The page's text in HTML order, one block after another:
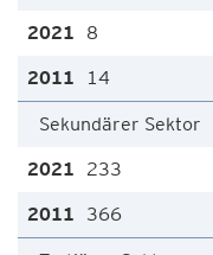
8
14
Sekundärer Sektor
233
366